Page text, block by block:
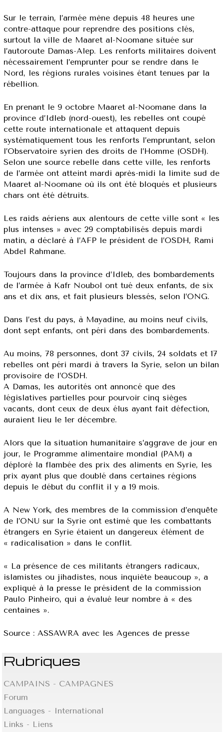
Sur le terrain, l’armée mène depuis 48 heures une
contre-attaque pour reprendre des positions clés,
surtout la ville de Maaret al-Noomane située sur
l’autoroute Damas-Alep. Les renforts militaires doivent
nécessairement l’emprunter pour se rendre dans le
Nord, les régions rurales voisines étant tenues par la
rébellion.
En prenant le 9 octobre Maaret al-Noomane dans la
province d’Idleb (nord-ouest), les rebelles ont coupé
cette route internationale et attaquent depuis
systématiquement tous les renforts l’empruntant, selon
l’Observatoire syrien des droits de l’Homme (OSDH).
Selon une source rebelle dans cette ville, les renforts
de l’armée ont atteint mardi après-midi la limite sud de
Maaret al-Noomane où ils ont été bloqués et plusieurs
chars ont été détruits.
Les raids aériens aux alentours de cette ville sont « les
plus intenses » avec 29 comptabilisés depuis mardi
matin, a déclaré à l’AFP le président de l’OSDH, Rami
Abdel Rahmane.
Toujours dans la province d’Idleb, des bombardements
de l’armée à Kafr Noubol ont tué deux enfants, de six
ans et dix ans, et fait plusieurs blessés, selon l’ONG.
Dans l’est du pays, à Mayadine, au moins neuf civils,
dont sept enfants, ont péri dans des bombardements.
Au moins, 78 personnes, dont 37 civils, 24 soldats et 17
rebelles ont péri mardi à travers la Syrie, selon un bilan
provisoire de l’OSDH.
A Damas, les autorités ont annoncé que des
législatives partielles pour pourvoir cinq sièges
vacants, dont ceux de deux élus ayant fait défection,
auraient lieu le 1er décembre.
Alors que la situation humanitaire s’aggrave de jour en
jour, le Programme alimentaire mondial (PAM) a
déploré la flambée des prix des aliments en Syrie, les
prix ayant plus que doublé dans certaines régions
depuis le début du conflit il y a 19 mois.
A New York, des membres de la commission d’enquête
de l’ONU sur la Syrie ont estimé que les combattants
étrangers en Syrie étaient un dangereux élément de
« radicalisation » dans le conflit.
« La présence de ces militants étrangers radicaux,
islamistes ou jihadistes, nous inquiète beaucoup », a
expliqué à la presse le président de la commission
Paulo Pinheiro, qui a évalué leur nombre à « des
centaines ».
Source : ASSAWRA avec les Agences de presse
Rubriques
CAMPAINS - CAMPAGNES
Forum
Languages - International
Links - Liens